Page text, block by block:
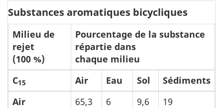
Substances aromatiques bicycliques
Milieu de
rejet
(100 %)
Pourcentage de la substance
répartie dans
chaque milieu
C15 Air Eau Sol
Sédiments
Air
65,3 6 9,6
19